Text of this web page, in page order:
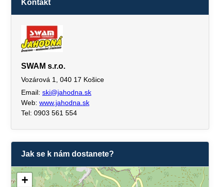
Kontakt
SWAM s.r.o.
Vozárová 1, 040 17 Košice
Email: ski@jahodna.sk
Web: www.jahodna.sk
Tel: 0903 561 554
Jak se k nám dostanete?
+